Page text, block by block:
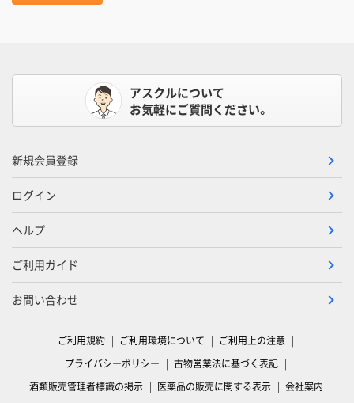
アスクルについて
お気軽にご質問ください。
新規会員登録
ログイン
ヘルプ
ご利用ガイド
お問い合わせ
ご利用規約 ご利用環境について
ご利用上の注意
プライバシーポリシー
古物営業法に基づく表記
酒類販売管理者標識の掲示
医薬品の販売に関する表示 会社案内